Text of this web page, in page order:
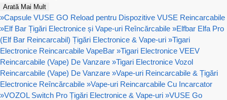
Arată Mai Mult
»Capsule VUSE GO Reload pentru Dispozitive VUSE Reincarcabile
»Elf Bar Țigări Electronice și Vape-uri Reîncărcabile »Elfbar Elfa Pro
(Elf Bar Reincarcabil) Țigări Electronice & Vape-uri »Tigari
Electronice Reincarcabile VapeBar »Tigari Electronice VEEV
Reincarcabile (Vape) De Vanzare »Tigari Electronice Vozol
Reincarcabile (Vape) De Vanzare »Vape-uri Reincarcabile & Țigări
Electronice Reîncărcabile »Vape-uri Reincarcabile Cu Incarcator
»VOZOL Switch Pro Țigări Electronice & Vape-uri »VUSE Go